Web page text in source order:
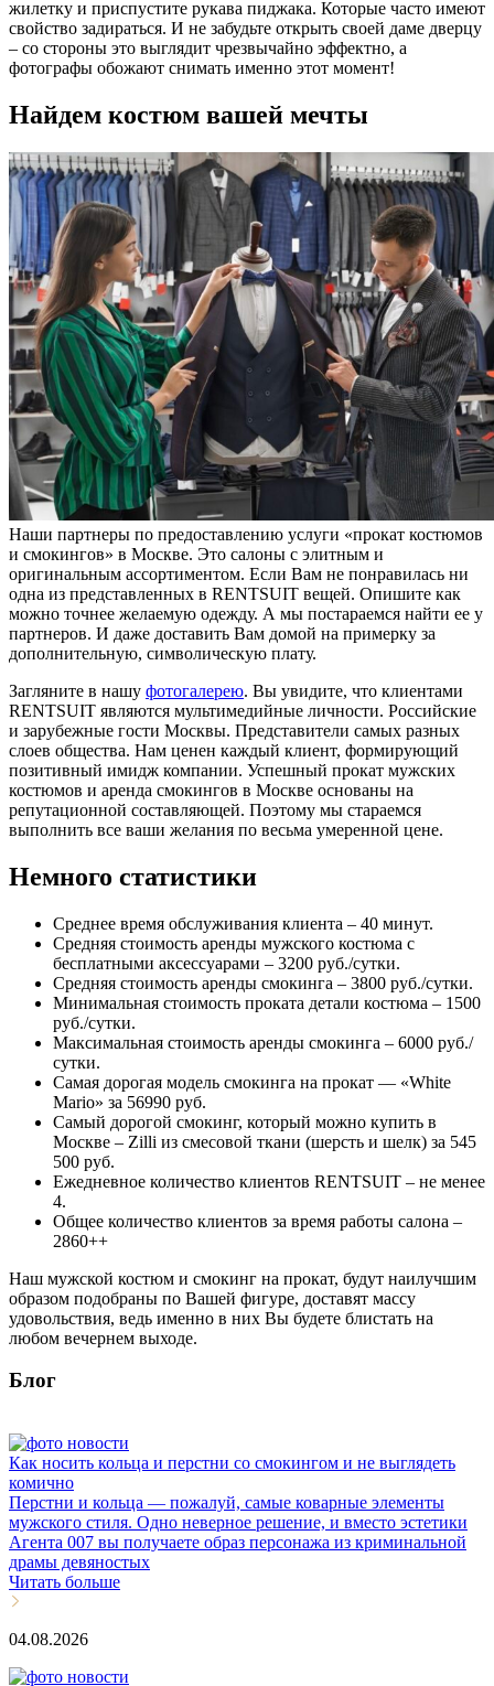
жилетку и приспустите рукава пиджака. Которые часто имеют
свойство задираться. И не забудьте открыть своей даме дверцу
– со стороны это выглядит чрезвычайно эффектно, а
фотографы обожают снимать именно этот момент!
Найдем костюм вашей мечты
Наши партнеры по предоставлению услуги «прокат костюмов
и смокингов» в Москве. Это салоны с элитным и
оригинальным ассортиментом. Если Вам не понравилась ни
одна из представленных в RENTSUIT вещей. Опишите как
можно точнее желаемую одежду. А мы постараемся найти ее у
партнеров. И даже доставить Вам домой на примерку за
дополнительную, символическую плату.
Загляните в нашу фотогалерею. Вы увидите, что клиентами
RENTSUIT являются мультимедийные личности. Российские
и зарубежные гости Москвы. Представители самых разных
слоев общества. Нам ценен каждый клиент, формирующий
позитивный имидж компании. Успешный прокат мужских
костюмов и аренда смокингов в Москве основаны на
репутационной составляющей. Поэтому мы стараемся
выполнить все ваши желания по весьма умеренной цене.
Немного статистики
Среднее время обслуживания клиента – 40 минут.
Средняя стоимость аренды мужского костюма с
бесплатными аксессуарами – 3200 руб./сутки.
Средняя стоимость аренды смокинга – 3800 руб./сутки.
Минимальная стоимость проката детали костюма – 1500
руб./сутки.
Максимальная стоимость аренды смокинга – 6000 руб./
сутки.
Самая дорогая модель смокинга на прокат — «White
Mario» за 56990 руб.
Самый дорогой смокинг, который можно купить в
Москве – Zilli из смесовой ткани (шерсть и шелк) за 545
500 руб.
Ежедневное количество клиентов RENTSUIT – не менее
4.
Общее количество клиентов за время работы салона –
2860++
Наш мужской костюм и смокинг на прокат, будут наилучшим
образом подобраны по Вашей фигуре, доставят массу
удовольствия, ведь именно в них Вы будете блистать на
любом вечернем выходе.
Блог
Как носить кольца и перстни со смокингом и не выглядеть
комично
Перстни и кольца — пожалуй, самые коварные элементы
мужского стиля. Одно неверное решение, и вместо эстетики
Агента 007 вы получаете образ персонажа из криминальной
драмы девяностых
Читать больше
04.08.2026